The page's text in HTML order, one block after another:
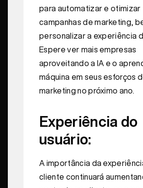
para automatizar e otimizar
campanhas de marketing,
personalizar a experiência
Espere ver mais empresas
aproveitando a IA e o
máquina em seus esforços
marketing no próximo ano.
Experiência do
usuário:
A importância da
cliente continuará